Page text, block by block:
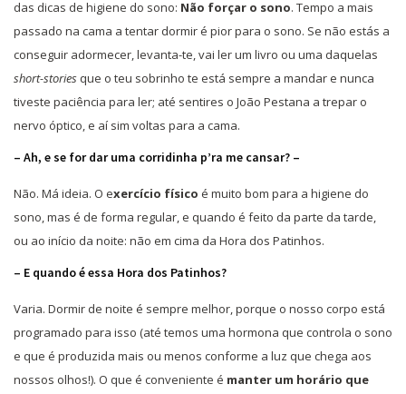
das dicas de higiene do sono: Não forçar o sono. Tempo a mais
passado na cama a tentar dormir é pior para o sono. Se não estás a
conseguir adormecer, levanta-te, vai ler um livro ou uma daquelas
short-stories que o teu sobrinho te está sempre a mandar e nunca
tiveste paciência para ler; até sentires o João Pestana a trepar o
nervo óptico, e aí sim voltas para a cama.
– Ah, e se for dar uma corridinha p’ra me cansar? –
Não. Má ideia. O exercício físico é muito bom para a higiene do
sono, mas é de forma regular, e quando é feito da parte da tarde,
ou ao início da noite: não em cima da Hora dos Patinhos.
– E quando é essa Hora dos Patinhos?
Varia. Dormir de noite é sempre melhor, porque o nosso corpo está
programado para isso (até temos uma hormona que controla o sono
e que é produzida mais ou menos conforme a luz que chega aos
nossos olhos!). O que é conveniente é manter um horário que